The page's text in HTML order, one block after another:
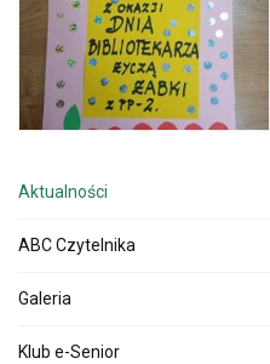
Aktualności
ABC Czytelnika
Galeria
Klub e-Senior